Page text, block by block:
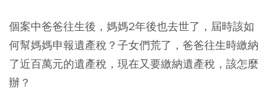
個案中爸爸往生後，媽媽2年後也去世了，屆時該如
何幫媽媽申報遺產稅？子女們荒了，爸爸往生時繳納
了近百萬元的遺產稅，現在又要繳納遺產稅，該怎麼
辦？